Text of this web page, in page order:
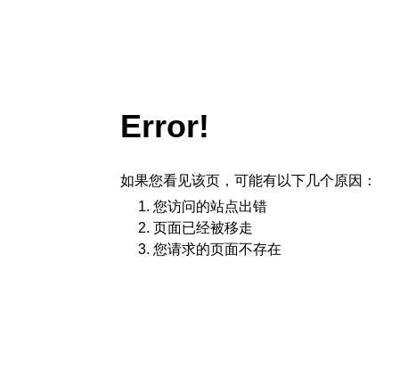
Error!
如果您看见该页，可能有以下几个原因：
您访问的站点出错
页面已经被移走
您请求的页面不存在